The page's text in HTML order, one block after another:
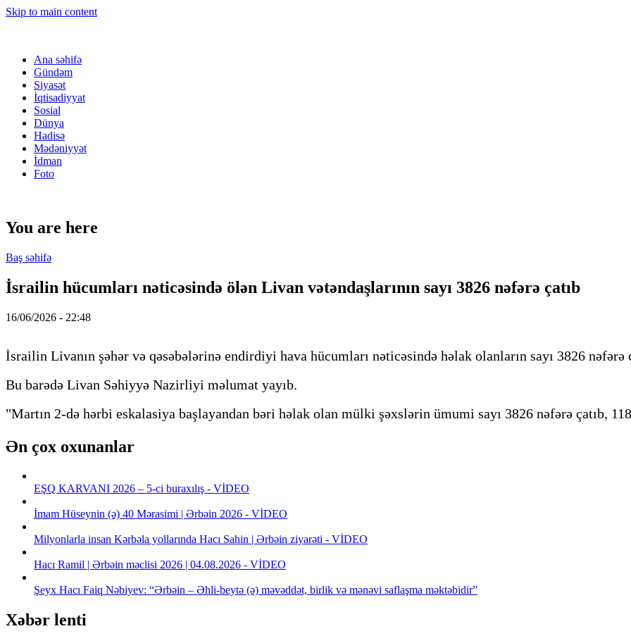
Skip to main content
Ana səhifə
Gündəm
Siyasət
İqtisadiyyat
Sosial
Dünya
Hadisə
Mədəniyyət
İdman
Foto
You are here
Baş səhifə
İsrailin hücumları nəticəsində ölən Livan vətəndaşlarının sayı 3826 nəfərə çatıb
16/06/2026 - 22:48
İsrailin Livanın şəhər və qəsəbələrinə endirdiyi hava hücumları nəticəsində həlak olanların sayı 3826 nəfərə
Bu barədə Livan Səhiyyə Nazirliyi məlumat yayıb.
"Martın 2-də hərbi eskalasiya başlayandan bəri həlak olan mülki şəxslərin ümumi sayı 3826 nəfərə çatıb,
Ən çox oxunanlar
EŞQ KARVANI 2026 – 5-ci buraxılış - VİDEO
İmam Hüseynin (ə) 40 Mərasimi | Ərbəin 2026 - VİDEO
Milyonlarla insan Kərbəla yollarında Hacı Sahin | Ərbəin ziyarəti - VİDEO
Hacı Ramil | Ərbəin məclisi 2026 | 04.08.2026 - VİDEO
Şeyx Hacı Faiq Nəbiyev: “Ərbəin – Əhli-beytə (ə) məvəddət, birlik və mənəvi saflaşma məktəbidir”
Xəbər lenti